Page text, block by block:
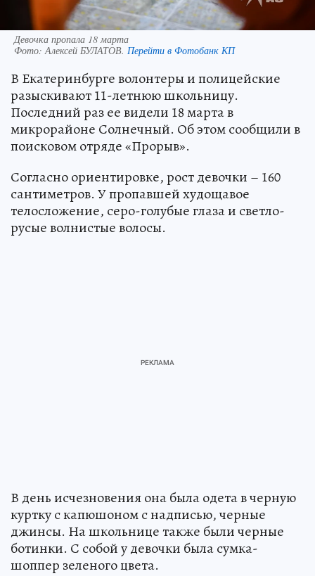
Девочка пропала 18 марта
Фото:Алексей БУЛАТОВ. Перейти в Фотобанк КП
В Екатеринбурге волонтеры и полицейские
разыскивают 11-летнюю школьницу.
Последний раз ее видели 18 марта в
микрорайоне Солнечный. Об этом сообщили в
поисковом отряде «Прорыв».
Согласно ориентировке, рост девочки – 160
сантиметров. У пропавшей худощавое
телосложение, серо-голубые глаза и светло-
русые волнистые волосы.
В день исчезновения она была одета в черную
куртку с капюшоном с надписью, черные
джинсы. На школьнице также были черные
ботинки. С собой у девочки была сумка-
шоппер зеленого цвета.